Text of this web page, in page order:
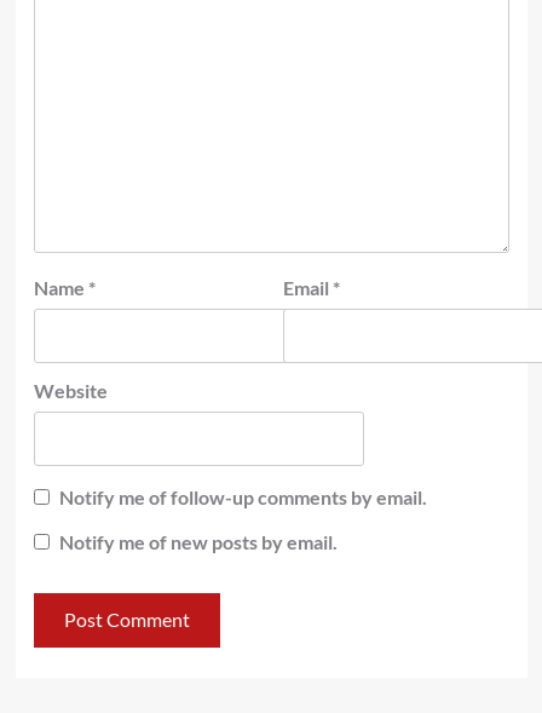
Name * Email *
Website
Notify me of follow-up comments by email.
Notify me of new posts by email.